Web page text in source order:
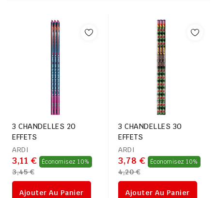
3 CHANDELLES 20
EFFETS
ARDI
3,11 € Économisez 10% Prix
​​
régulier
3,45 €
Ajouter Au Panier
3 CHANDELLES 30
EFFETS
ARDI
3,78 € Économisez 10% Prix
​​
4,20 €
Ajouter Au Panier